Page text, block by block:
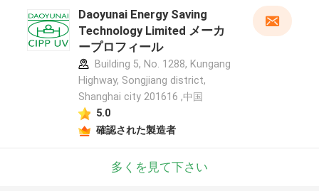
折り返しご連絡いたします！
Daoyunai Energy Saving
Technology Limited メーカ
ープロフィール
Building 5, No. 1288, Kungang
Highway, Songjiang district,
Shanghai city 201616 ,中国
5.0
確認された製造者
多くを見て下さい